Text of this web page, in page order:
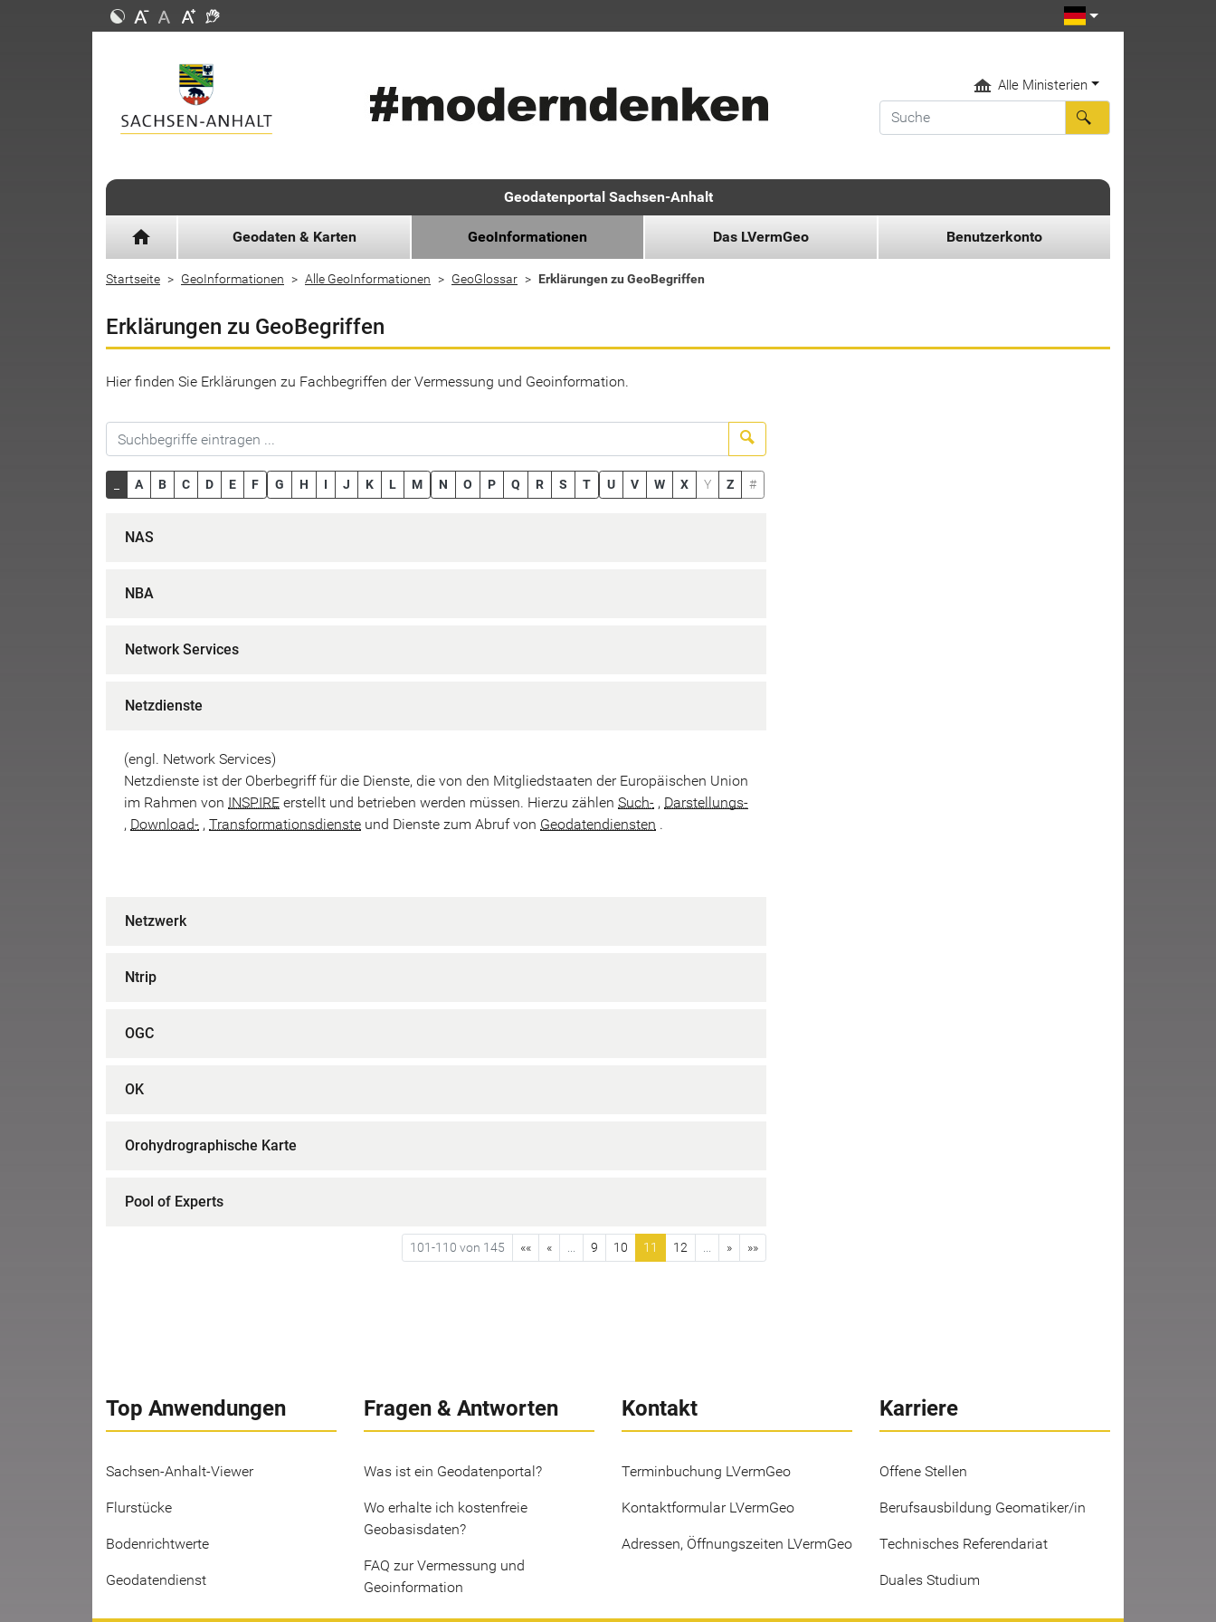
Alle Ministerien
Geodatenportal Sachsen-Anhalt
home Geodaten & Karten GeoInformationen Das LVermGeo Benutzerkonto
Startseite GeoInformationen Alle GeoInformationen GeoGlossar Erklärungen zu GeoBegriffen
Erklärungen zu GeoBegriffen
Hier finden Sie Erklärungen zu Fachbegriffen der Vermessung und Geoinformation.
A B C D E F G H I J K L M N O P Q R S T U V W X Y Z #
NAS
NBA
Network Services
Netzdienste
(engl. Network Services)
Netzdienste ist der Oberbegriff für die Dienste, die von den Mitgliedstaaten der Europäischen Union
im Rahmen von INSPIRE erstellt und betrieben werden müssen. Hierzu zählen Such- , Darstellungs-
, Download- , Transformationsdienste und Dienste zum Abruf von Geodatendiensten .
Netzwerk
Ntrip
OGC
OK
Orohydrographische Karte
Pool of Experts
101-110 von 145 «« « 9 10 11 12 » »»
Top Anwendungen
Sachsen-Anhalt-Viewer
Flurstücke
Bodenrichtwerte
Geodatendienst
Fragen & Antworten
Was ist ein Geodatenportal?
Wo erhalte ich kostenfreie
Geobasisdaten?
FAQ zur Vermessung und
Geoinformation
Kontakt
Terminbuchung LVermGeo
Kontaktformular LVermGeo
Adressen, Öffnungszeiten LVermGeo
Karriere
Offene Stellen
Berufsausbildung Geomatiker/in
Technisches Referendariat
Duales Studium